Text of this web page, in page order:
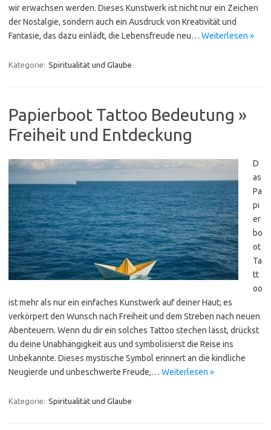
wir erwachsen werden. Dieses Kunstwerk ist nicht nur ein Zeichen
der Nostalgie, sondern auch ein Ausdruck von Kreativität und
Fantasie, das dazu einlädt, die Lebensfreude neu… Weiterlesen »
Kategorie: Spiritualität und Glaube
Papierboot Tattoo Bedeutung »
Freiheit und Entdeckung
D
as
Pa
pi
er
bo
ot
Ta
tt
oo
ist mehr als nur ein einfaches Kunstwerk auf deiner Haut; es
verkörpert den Wunsch nach Freiheit und dem Streben nach neuen
Abenteuern. Wenn du dir ein solches Tattoo stechen lässt, drückst
du deine Unabhängigkeit aus und symbolisierst die Reise ins
Unbekannte. Dieses mystische Symbol erinnert an die kindliche
Neugierde und unbeschwerte Freude,… Weiterlesen »
Kategorie: Spiritualität und Glaube